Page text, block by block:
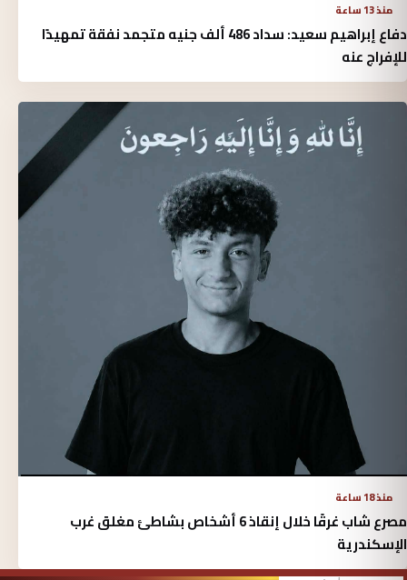
منذ 13 ساعة
دفاع إبراهيم سعيد: سداد 486 ألف جنيه متجمد نفقة تمهيدًا
للإفراج عنه
منذ 18 ساعة
مصرع شاب غرقًا خلال إنقاذ 6 أشخاص بشاطئ مغلق غرب
الإسكندرية